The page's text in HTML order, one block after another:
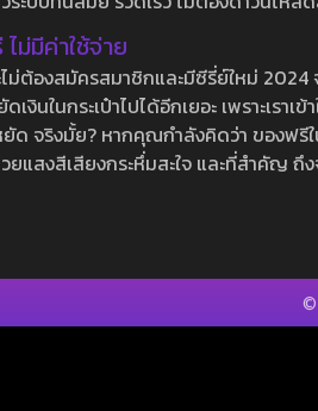
ม่มีค่าใช้จ่าย
ม่ต้องสมัครสมาชิกและมีซีรี่ย์ใหม่
เงินในกระเป๋าไปได้อีกเยอะ เพราะเร
ยัด จริงมั้ย? หากคุณกำลังคิดว่า ของฟ
ยแสงสีเสียงกระหึ่มสะใจ และที่สำคัญ
©